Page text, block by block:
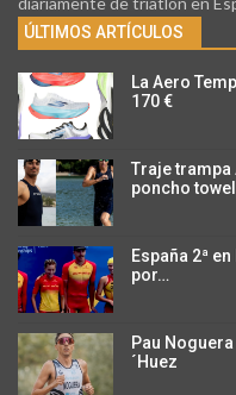
ÚLTIMOS ARTÍCULOS
La Aero
170 €
Traje trampa
poncho
España 2ª
por…
Pau
´Huez